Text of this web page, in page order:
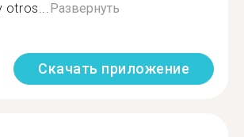
otros...Развернуть
Скачать приложение